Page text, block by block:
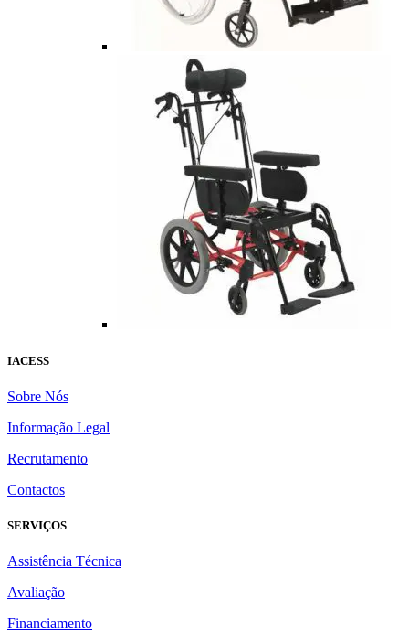
IACESS
Sobre Nós
Informação Legal
Recrutamento
Contactos
SERVIÇOS
Assistência Técnica
Avaliação
Financiamento